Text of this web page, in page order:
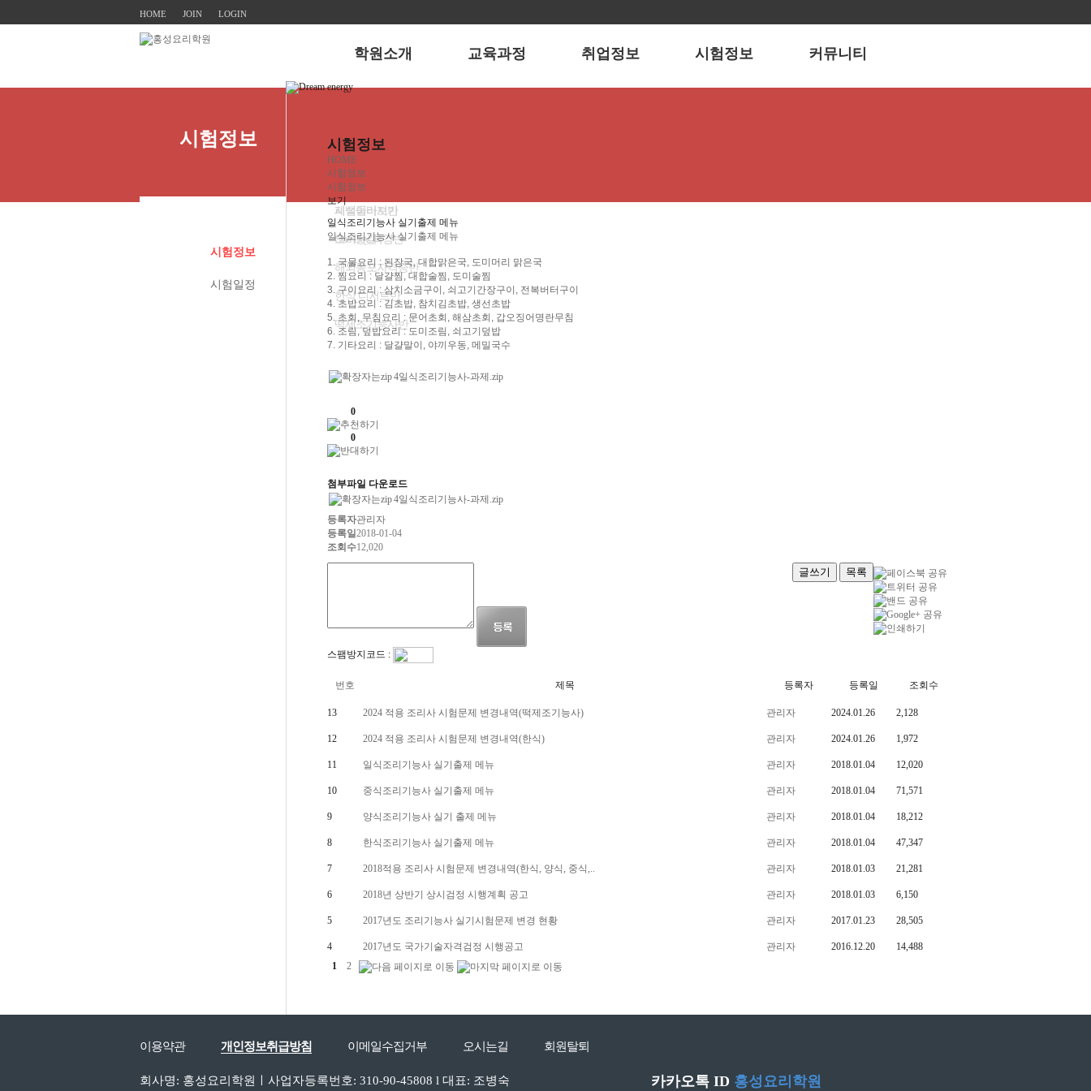
HOME JOIN LOGIN
학원소개
교육목표
강사진
시설둘러보기
오시는길
교육과정
조리기능사반
생활요리반
폐백이바지반
One Day 특강반
해외동포자격증반
한식 디저트반
떡제조기능사반
취업정보
취업관련사이트
시험정보 커뮤니티
갤러리
자료실
시험정보
시험정보
시험일정
시험정보
HOME
시험정보
시험정보
보기
일식조리기능사 실기출제 메뉴
일식조리기능사 실기출제 메뉴
1. 국물요리 : 된장국, 대합맑은국, 도미머리 맑은국
2. 찜요리 : 달걀찜, 대합술찜, 도미술찜
3. 구이요리 : 삼치소금구이, 쇠고기간장구이, 전복버터구이
4. 초밥요리 : 김초밥, 참치김초밥, 생선초밥
5. 초회, 무침요리 : 문어초회, 해삼초회, 갑오징어명란무침
6. 조림, 덮밥요리 : 도미조림, 쇠고기덮밥
7. 기타요리 : 달걀말이, 야끼우동, 메밀국수
4일식조리기능사-과제.zip
0
0
첨부파일 다운로드
4일식조리기능사-과제.zip
등록자관리자
등록일2018-01-04
조회수12,020
글쓰기 목록
스팸방지코드 :
번호 제목 등록자 등록일 조회수
13 2024 적용 조리사 시험문제 변경내역(떡제조기능사) 관리자 2024.01.26 2,128
12 2024 적용 조리사 시험문제 변경내역(한식) 관리자 2024.01.26 1,972
11 일식조리기능사 실기출제 메뉴 관리자 2018.01.04 12,020
10 중식조리기능사 실기출제 메뉴 관리자 2018.01.04 71,571
9 양식조리기능사 실기 출제 메뉴 관리자 2018.01.04 18,212
8 한식조리기능사 실기출제 메뉴 관리자 2018.01.04 47,347
7 2018적용 조리사 시험문제 변경내역(한식, 양식, 중식,.. 관리자 2018.01.03 21,281
6 2018년 상반기 상시검정 시행계획 공고 관리자 2018.01.03 6,150
5 2017년도 조리기능사 실기시험문제 변경 현황 관리자 2017.01.23 28,505
4 2017년도 국가기술자격검정 시행공고 관리자 2016.12.20
14,488
1
2
이용약관 개인정보취급방침 이메일수집거부 오시는길 회원탈퇴
회사명: 홍성요리학원ㅣ사업자등록번호: 310-90-45808 l 대표: 조병숙 카카오톡 ID 홍성요리학원